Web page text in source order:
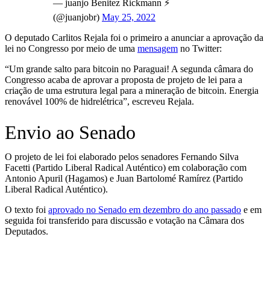
— juanjo Benitez Rickmann ⚡️
(@juanjobr) May 25, 2022
O deputado Carlitos Rejala foi o primeiro a anunciar a aprovação da
lei no Congresso por meio de uma mensagem no Twitter:
“Um grande salto para bitcoin no Paraguai! A segunda câmara do
Congresso acaba de aprovar a proposta de projeto de lei para a
criação de uma estrutura legal para a mineração de bitcoin. Energia
renovável 100% de hidrelétrica”, escreveu Rejala.
Envio ao Senado
O projeto de lei foi elaborado pelos senadores Fernando Silva
Facetti (Partido Liberal Radical Auténtico) em colaboração com
Antonio Apuril (Hagamos) e Juan Bartolomé Ramírez (Partido
Liberal Radical Auténtico).
O texto foi aprovado no Senado em dezembro do ano passado e em
seguida foi transferido para discussão e votação na Câmara dos
Deputados.